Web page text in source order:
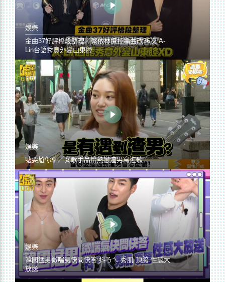
娛樂
金曲37好評橋段整理／蔡依林遭控編曲改36次 A-
Lin台語秀意外變山東腔
娛樂
噓要尬你聊／女歌手品怡熱戀渣男寫進歌
娛樂
韓國猛男微喘氣快問快答 抖ㄋㄟ 秀肌 頂胯 性感大
放送